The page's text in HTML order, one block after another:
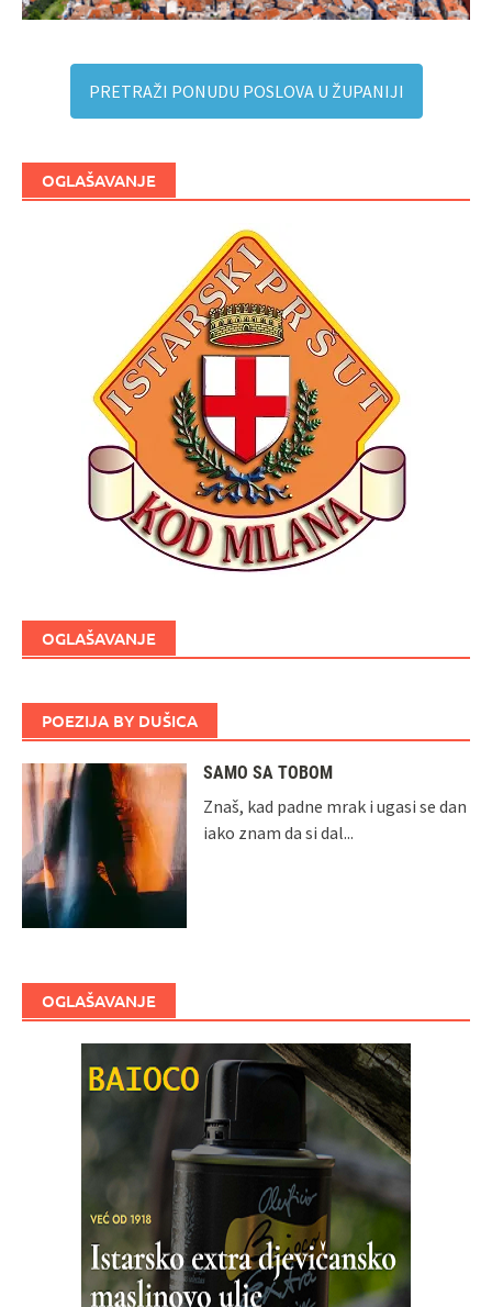
PRETRAŽI PONUDU POSLOVA U ŽUPANIJI
OGLAŠAVANJE
OGLAŠAVANJE
POEZIJA BY DUŠICA
SAMO SA TOBOM
Znaš, kad padne mrak i ugasi se dan
iako znam da si dal...
OGLAŠAVANJE